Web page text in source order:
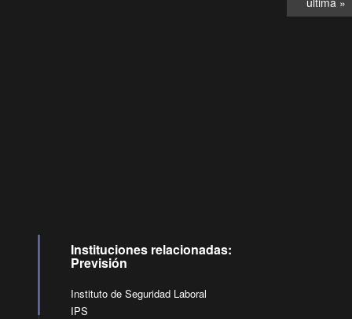
Instituciones relacionadas:
Previsión
Instituto de Seguridad Laboral
IPS